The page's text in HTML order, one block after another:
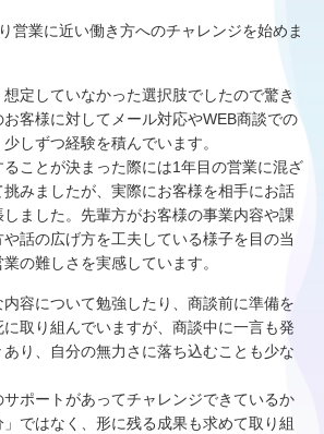
営業に近い働き方へのチャレンジを始めま
定していなかった選択肢でしたので驚き
客様に対してメール対応やWEB商談での
しずつ経験を積んでいます。
ことが決まった際には1年目の営業に混ざ
みましたが、実際にお客様を相手にお話
ました。先輩方がお客様の事業内容や課
話の広げ方を工夫している様子を目の当
の難しさを実感しています。
容について勉強したり、商談前に準備を
取り組んでいますが、商談中に一言も発
り、自分の無力さに落ち込むことも少な
ポートがあってチャレンジできているか
ではなく、形に残る成果も求めて取り組